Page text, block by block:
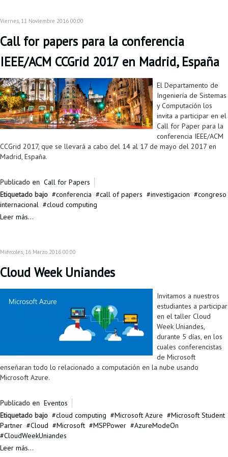
Viernes, 11 Noviembre 2016 00:00
Call for papers para la conferencia
IEEE/ACM CCGrid 2017 en Madrid, España
El Departamento de
Ingeniería de Sistemas
y Computación los
invita a participar en el
Call for Paper para la
conferencia IEEE/ACM
CCGrid 2017, que se llevará a cabo del 14 al 17 de mayo del 2017 en
Madrid, España.
Publicado en Call for Papers
Etiquetado bajo
conferencia call of papers investigacion
congreso
internacional
cloud computing
Leer más...
Miércoles, 16 Marzo 2016 00:00
Cloud Week Uniandes
Invitamos a nuestros
estudiantes a participar
en el taller Cloud
Week Uniandes,
durante 5 días, en los
cuales conferencistas
de Microsoft
enseñaran todo lo relacionado a computación en la nube usando
Microsoft Azure.
Publicado en Eventos
Etiquetado bajo
cloud computing Microsoft Azure
Microsoft Student
Partner
Cloud Microsoft MSPPower
AzureModeOn
CloudWeekUniandes
Leer más...
Reintegro
Retiro voluntario
Transferencia
Tarifas
Grado